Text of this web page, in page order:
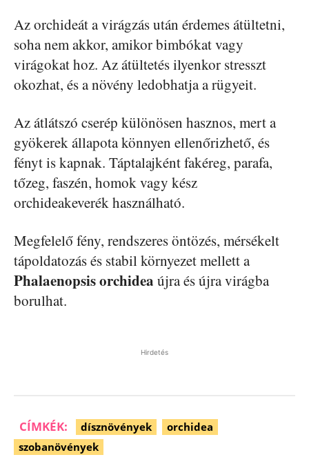
Az orchideát a virágzás után érdemes átültetni,
soha nem akkor, amikor bimbókat vagy
virágokat hoz. Az átültetés ilyenkor stresszt
okozhat, és a növény ledobhatja a rügyeit.
Az átlátszó cserép különösen hasznos, mert a
gyökerek állapota könnyen ellenőrizhető, és
fényt is kapnak. Táptalajként fakéreg, parafa,
tőzeg, faszén, homok vagy kész
orchideakeverék használható.
Megfelelő fény, rendszeres öntözés, mérsékelt
tápoldatozás és stabil környezet mellett a
Phalaenopsis orchidea újra és újra virágba
borulhat.
Hirdetés
CÍMKÉK: dísznövények
orchidea
szobanövények